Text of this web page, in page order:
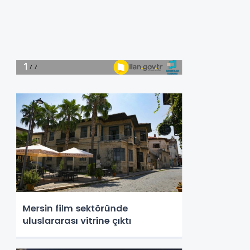
Mersin film sektöründe
uluslararası vitrine çıktı